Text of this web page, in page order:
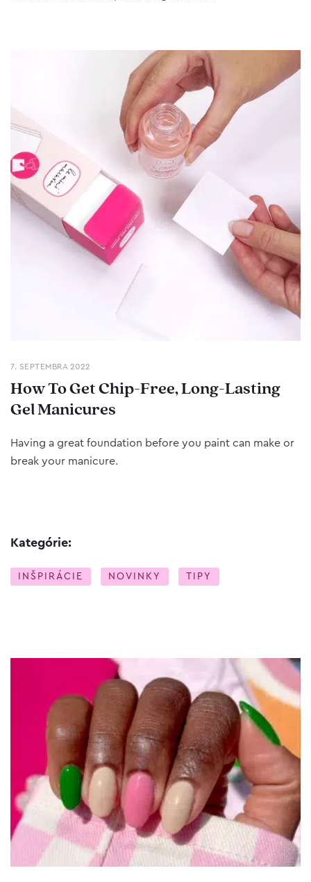
7. SEPTEMBRA 2022
How To Get Chip-Free, Long-Lasting
Gel Manicures
Having a great foundation before you paint can make or
break your manicure.
Kategórie:
INŠPIRÁCIE NOVINKY TIPY